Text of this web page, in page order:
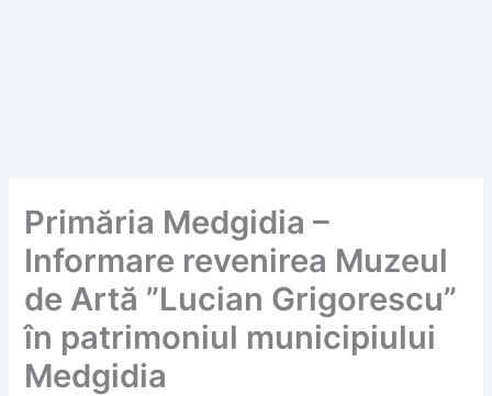
Primăria Medgidia –
Informare revenirea Muzeul
de Artă ”Lucian Grigorescu”
în patrimoniul municipiului
Medgidia